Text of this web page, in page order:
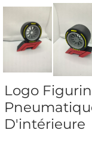
Logo
D'intérieure